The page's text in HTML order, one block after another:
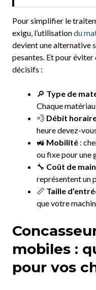
Pour simplifier le
exigu, l’utilisationdu
devient une alternative
pesantes. Et pour
décisifs :
🔎 Type de
Chaque
💨 Débit
heure devez-
🚜 Mobilité :
ou fixe pour une
🔧 Coût de
représentent un
📏 Taille
que votre
mobiles :
pour vos